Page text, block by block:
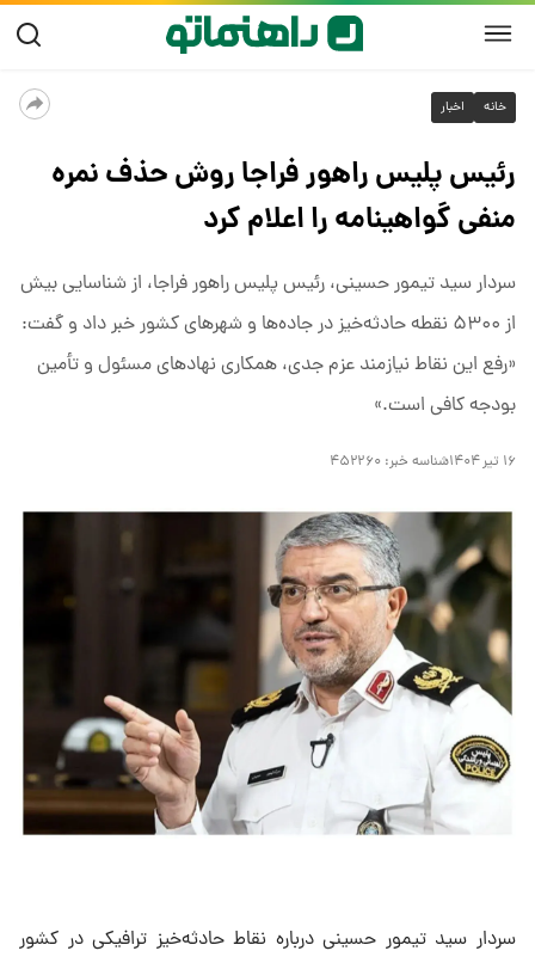
خانه اخبار
رئیس پلیس راهور فراجا روش حذف نمره
منفی گواهینامه را اعلام کرد
سردار سید تیمور حسینی، رئیس پلیس راهور فراجا، از شناسایی بیش
از ۵۳۰۰ نقطه حادثه‌خیز در جاده‌ها و شهرهای کشور خبر داد و گفت:
«رفع این نقاط نیازمند عزم جدی، همکاری نهادهای مسئول و تأمین
بودجه کافی است.»
۱۶ تیر ۱۴۰۴ شناسه خبر: ۴۵۲۲۶۰
سردار سید تیمور حسینی درباره نقاط حادثه‌خیز ترافیکی در کشور